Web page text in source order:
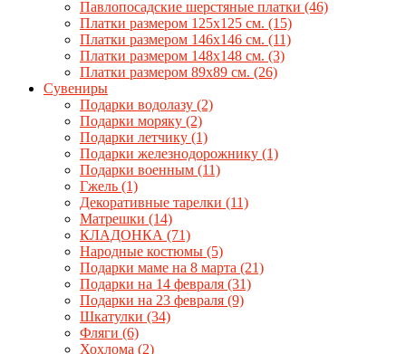
Павлопосадские шерстяные платки (46)
Платки размером 125х125 см. (15)
Платки размером 146х146 см. (11)
Платки размером 148х148 см. (3)
Платки размером 89х89 см. (26)
Сувениры
Подарки водолазу (2)
Подарки моряку (2)
Подарки летчику (1)
Подарки железнодорожнику (1)
Подарки военным (11)
Гжель (1)
Декоративные тарелки (11)
Матрешки (14)
КЛАДОНКА (71)
Народные костюмы (5)
Подарки маме на 8 марта (21)
Подарки на 14 февраля (31)
Подарки на 23 февраля (9)
Шкатулки (34)
Фляги (6)
Хохлома (2)